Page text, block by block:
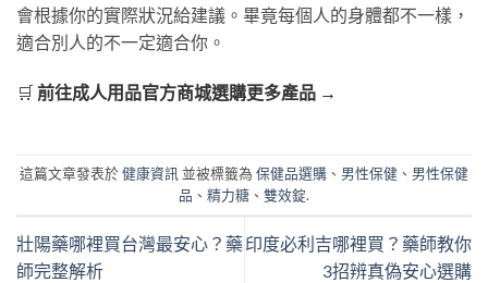
會根據你的實際狀況給建議。畢竟每個人的身體都不一樣，
適合別人的不一定適合你。
🛒 前往成人用品官方商城選購更多產品 →
這篇文章發表於健康資訊 並被標籤為 保健品選購 、 男性保健 、 男性保健
品 、 精力糖 、 雙效錠.
壯陽藥哪裡買台灣最安心？藥
師完整解析
印度必利吉哪裡買？藥師教你
3招辨真偽安心選購